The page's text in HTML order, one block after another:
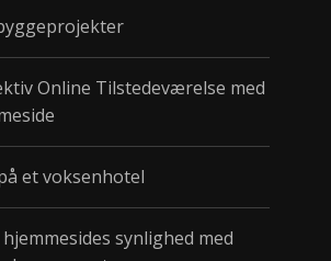
Online Tilstedeværelse med
et voksenhotel
synlighed med